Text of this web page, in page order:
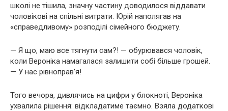
школі не тішила, значну частину доводилося віддавати
чоловікові на спільні витрати. Юрій наполягав на
«справедливому» розподілі сімейного бюджету.
— Я що, маю все тягнути сам?! — обурювався чоловік,
коли Вероніка намагалася залишити собі більше грошей.
— У нас рівноправ’я!
Того вечора, дивлячись на цифри у блокноті, Вероніка
ухвалила рішення: відкладатиме таємно. Взяла додаткові